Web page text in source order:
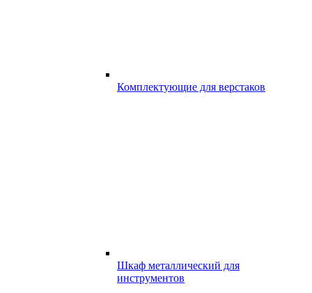
Комплектующие для верстаков
Шкаф металлический для
инструментов